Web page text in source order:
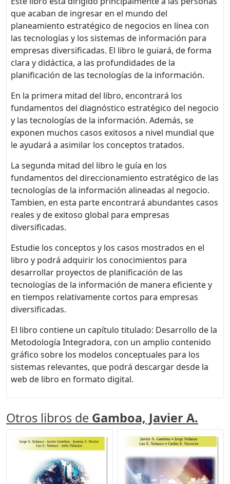
que acaban de ingresar en el mundo del
planeamiento estratégico de negocios en línea con
las tecnologías y los sistemas de información para
empresas diversificadas. El libro le guiará, de forma
clara y didáctica, a las profundidades de la
planificación de las tecnologías de la información.
En la primera mitad del libro, encontrará los
fundamentos del diagnóstico estratégico del negocio
y las tecnologías de la información. Además, se
exponen muchos casos exitosos a nivel mundial que
le ayudará a asimilar los conceptos tratados.
La segunda mitad del libro le guía en los
fundamentos del direccionamiento estratégico de las
tecnologías de la información alineadas al negocio.
Tambien, en esta parte encontrará abundantes casos
reales y de exitoso global para empresas
diversificadas.
Estudie los conceptos y los casos mostrados en el
libro y podrá adquirir los conocimientos para
desarrollar proyectos de planificación de las
tecnologías de la información de manera eficiente y
en tiempos relativamente cortos para empresas
diversificadas.
El libro contiene un capítulo titulado: Desarrollo de la
Metodología Integradora, con un amplio contenido
gráfico sobre los modelos conceptuales para los
sistemas relevantes, que podrá descargar desde la
web de libro en formato digital.
Otros libros de Gamboa, Javier A.